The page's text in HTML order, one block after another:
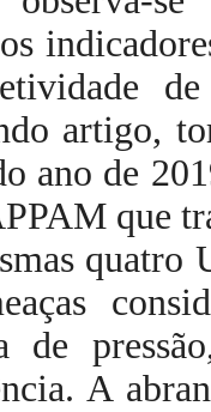
artigo,
ano de
que
de
A